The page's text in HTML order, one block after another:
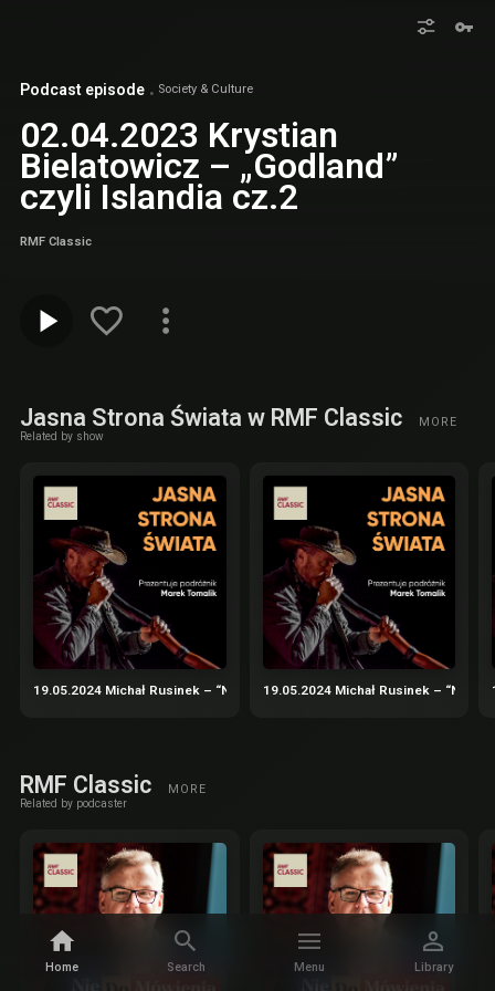
Home Search Menu Library
Podcast episode Society & Culture
02.04.2023 Krystian
Bielatowicz – „Godland”
czyli Islandia cz.2
RMF Classic
Jasna Strona Świata w RMF Classic MORE
Related by show
19.05.2024 Michał Rusinek – “Nadbagaż” – podróże nie tylko literackie
19.05.2024 Michał Rusinek –
RMF Classic MORE
Related by podcaster